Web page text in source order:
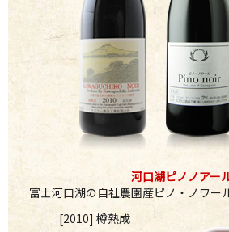
河口湖ピノノアー
富士河口湖の自社農園産ピノ・ノワー
[2010] 樽熟成